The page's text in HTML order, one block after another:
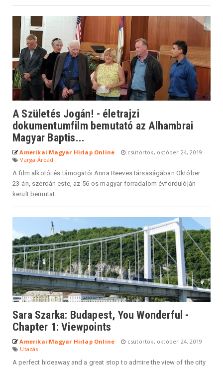
A Születés Jogán! - életrajzi
dokumentumfilm bemutató az Alhambrai
Magyar Baptis...
Amerikai Magyar Hirlap Online
csütörtök, október 24, 2019
Varga Árpád
A film alkotói és támogatói Anna Reeves társaságában Október
23-án, szerdán este, az 56-os magyar forradalom évfordulóján
került bemutat...
Sara Szarka: Budapest, You Wonderful -
Chapter 1: Viewpoints
Amerikai Magyar Hirlap Online
csütörtök, október 24, 2019
Utazás
A perfect hideaway and a great stop to admire the view of the city